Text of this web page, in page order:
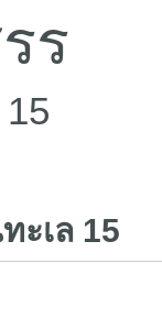
ร
ะเล 15